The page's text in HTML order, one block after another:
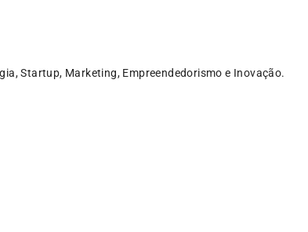
Startup, Marketing, Empreendedorismo e Inovação.